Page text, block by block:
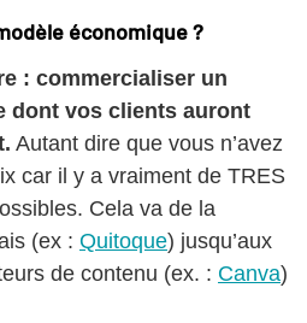
économique ?
: commercialiser un
dont vos clients auront
Autant dire que vous n’avez
car il y a vraiment de TRES
Cela va de la
(ex : Quitoque) jusqu’aux
de contenu (ex. : Canva)